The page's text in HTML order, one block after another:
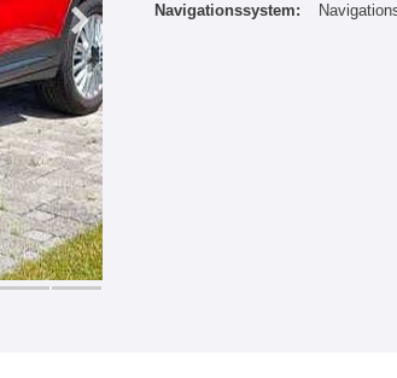
Navigationssystem: